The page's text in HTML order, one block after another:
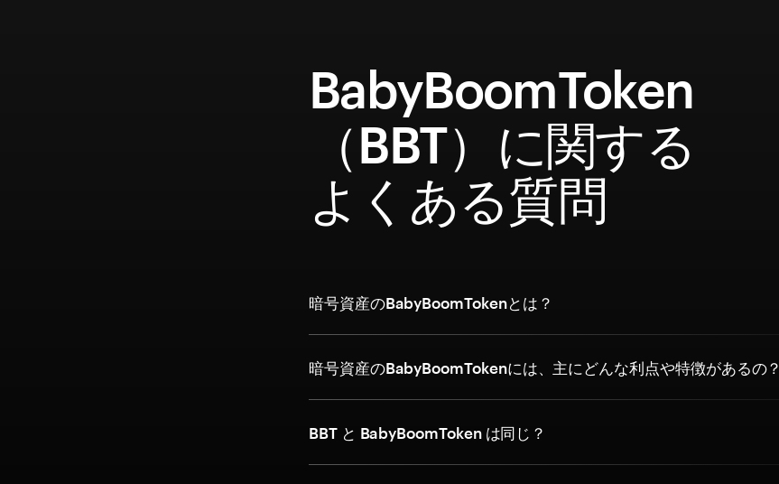
BabyBoomToken
（BBT）に関する
よくある質問
暗号資産のBabyBoomTokenとは？
暗号資産のBabyBoomTokenには、主にどんな利点や特徴があるの？
BBT と BabyBoomToken は同じ？